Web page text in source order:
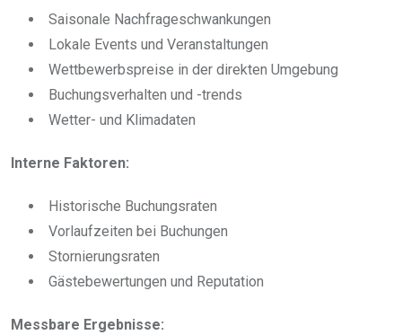
Saisonale Nachfrageschwankungen
Lokale Events und Veranstaltungen
Wettbewerbspreise in der direkten Umgebung
Buchungsverhalten und -trends
Wetter- und Klimadaten
Interne Faktoren:
Historische Buchungsraten
Vorlaufzeiten bei Buchungen
Stornierungsraten
Gästebewertungen und Reputation
Messbare Ergebnisse: